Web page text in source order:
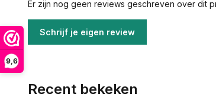
9,6
Er zijn nog geen reviews geschreven over dit
Schrijf je eigen review
Recent bekeken